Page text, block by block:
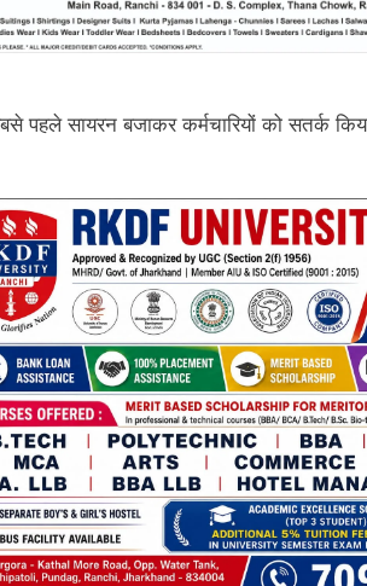
पहले सायरन बजाकर कर्मचारियों को सतर्क